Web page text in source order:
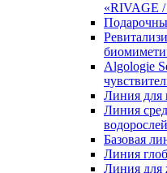
Algologie
Линия для
Линия
Базовая
Линия
Линия для